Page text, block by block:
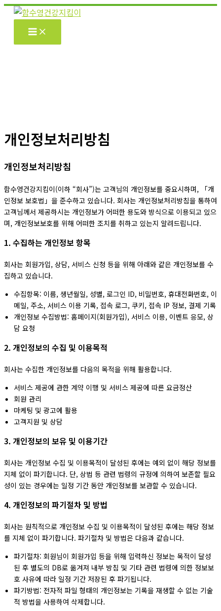
콘
개인정보처리방침
개인정보처리방침
함수영건강지킴이(이하 “회사”)는 고객님의 개인정보를 중요시하며, 「개
인정보 보호법」을 준수하고 있습니다. 회사는 개인정보처리방침을 통하여
고객님께서 제공하시는 개인정보가 어떠한 용도와 방식으로 이용되고 있으
며, 개인정보보호를 위해 어떠한 조치를 취하고 있는지 알려드립니다.
1. 수집하는 개인정보 항목
회사는 회원가입, 상담, 서비스 신청 등을 위해 아래와 같은 개인정보를 수
집하고 있습니다.
수집항목: 이름, 생년월일, 성별, 로그인 ID, 비밀번호, 휴대전화번호, 이
메일, 주소, 서비스 이용 기록, 접속 로그, 쿠키, 접속 IP 정보, 결제 기록
개인정보 수집방법: 홈페이지(회원가입), 서비스 이용, 이벤트 응모, 상
담 요청
2. 개인정보의 수집 및 이용목적
회사는 수집한 개인정보를 다음의 목적을 위해 활용합니다.
서비스 제공에 관한 계약 이행 및 서비스 제공에 따른 요금정산
회원 관리
마케팅 및 광고에 활용
고객지원 및 상담
3. 개인정보의 보유 및 이용기간
회사는 개인정보 수집 및 이용목적이 달성된 후에는 예외 없이 해당 정보를
지체 없이 파기합니다. 단, 상법 등 관련 법령의 규정에 의하여 보존할 필요
성이 있는 경우에는 일정 기간 동안 개인정보를 보관할 수 있습니다.
4. 개인정보의 파기절차 및 방법
회사는 원칙적으로 개인정보 수집 및 이용목적이 달성된 후에는 해당 정보
를 지체 없이 파기합니다. 파기절차 및 방법은 다음과 같습니다.
파기절차: 회원님이 회원가입 등을 위해 입력하신 정보는 목적이 달성
된 후 별도의 DB로 옮겨져 내부 방침 및 기타 관련 법령에 의한 정보보
호 사유에 따라 일정 기간 저장된 후 파기됩니다.
파기방법: 전자적 파일 형태의 개인정보는 기록을 재생할 수 없는 기술
적 방법을 사용하여 삭제합니다.